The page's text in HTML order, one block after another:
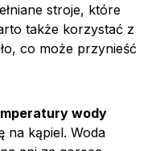
stroje, które
także korzystać z
co może przynieść
wody
na kąpiel. Woda